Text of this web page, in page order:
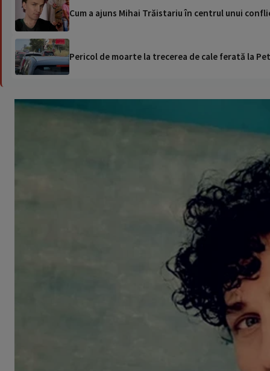
Cum a ajuns Mihai Trăistariu în centrul unui
Pericol de moarte la trecerea de cale ferată la